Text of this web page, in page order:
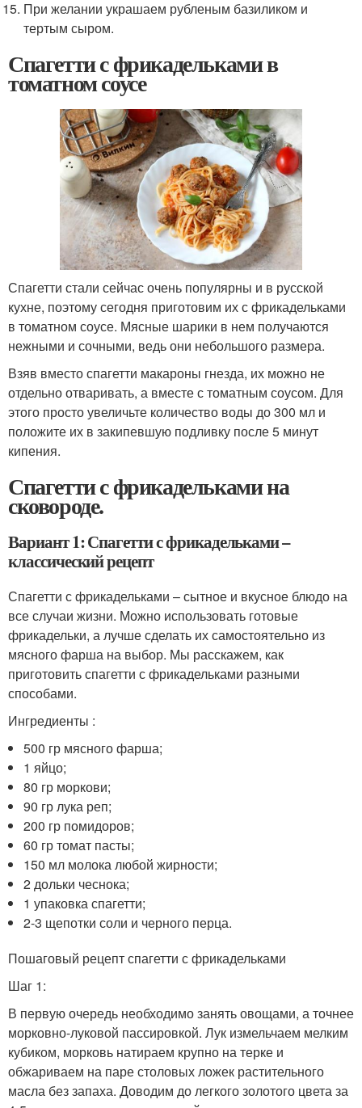
При желании украшаем рубленым базиликом и
тертым сыром.
Спагетти с фрикадельками в
томатном соусе
Спагетти стали сейчас очень популярны и в русской
кухне, поэтому сегодня приготовим их с фрикадельками
в томатном соусе. Мясные шарики в нем получаются
нежными и сочными, ведь они небольшого размера.
Взяв вместо спагетти макароны гнезда, их можно не
отдельно отваривать, а вместе с томатным соусом. Для
этого просто увеличьте количество воды до 300 мл и
положите их в закипевшую подливку после 5 минут
кипения.
Спагетти с фрикадельками на
сковороде.
Вариант 1: Спагетти с фрикадельками –
классический рецепт
Спагетти с фрикадельками – сытное и вкусное блюдо на
все случаи жизни. Можно использовать готовые
фрикадельки, а лучше сделать их самостоятельно из
мясного фарша на выбор. Мы расскажем, как
приготовить спагетти с фрикадельками разными
способами.
Ингредиенты :
500 гр мясного фарша;
1 яйцо;
80 гр моркови;
90 гр лука реп;
200 гр помидоров;
60 гр томат пасты;
150 мл молока любой жирности;
2 дольки чеснока;
1 упаковка спагетти;
2-3 щепотки соли и черного перца.
Пошаговый рецепт спагетти с фрикадельками
Шаг 1:
В первую очередь необходимо занять овощами, а точнее
морковно-луковой пассировкой. Лук измельчаем мелким
кубиком, морковь натираем крупно на терке и
обжариваем на паре столовых ложек растительного
масла без запаха. Доводим до легкого золотого цвета за